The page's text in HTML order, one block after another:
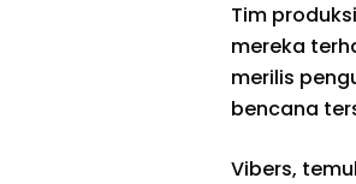
Tim
mereka
merilis
bencana
Vibers,